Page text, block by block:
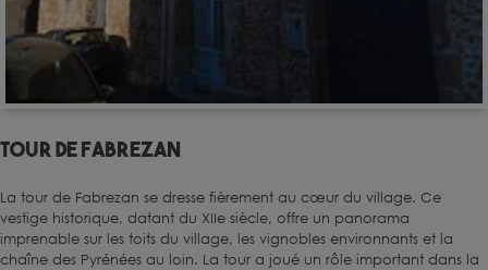
Tour de Fabrezan
La tour de Fabrezan se dresse fièrement au cœur du village. Ce
vestige historique, datant du XIIe siècle, offre un panorama
imprenable sur les toits du village, les vignobles environnants et la
chaîne des Pyrénées au loin. La tour a joué un rôle important dans la